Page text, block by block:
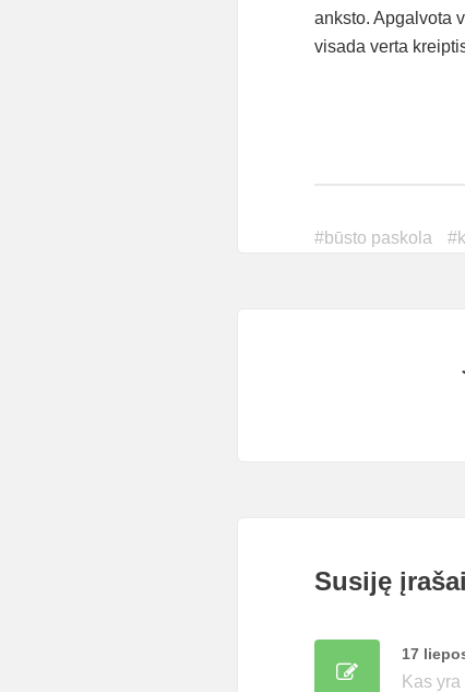
anksto. Apgalvota
visada verta
#būsto paskola #
Susiję įrašai
17
Kas